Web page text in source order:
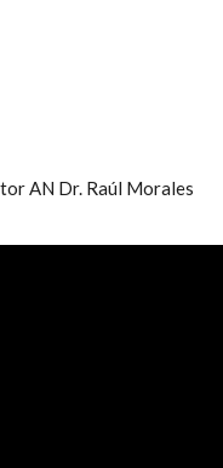
AN Dr. Raúl Morales